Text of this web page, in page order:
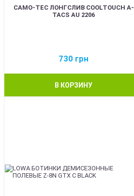
CAMO-TEC ЛОНГСЛИВ COOLTOUCH A-
TACS AU 2206
730 грн
В КОРЗИНУ